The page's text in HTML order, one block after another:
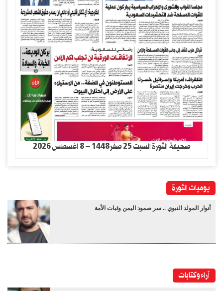
صحيفة الثورة السبت 25 صفر1448 – 8 اغسطس 2026
يوميات الثورة
أنوار المولد النبوي .. سر صمود اليمن وثبات الأمة
آراء وكتابات